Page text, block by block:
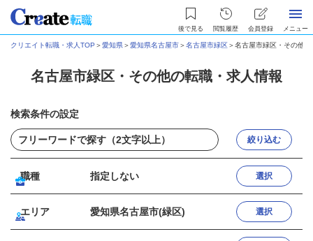
後で見る 閲覧履歴 会員登録 メニュー
クリエイト転職・求人TOP ＞愛知県＞愛知県名古屋市＞名古屋市緑区＞名古屋市緑区・その他
名古屋市緑区・その他の転職・求人情報
検索条件の設定
絞り込む
職種 指定しない 選択
エリア 愛知県名古屋市(緑区) 選択